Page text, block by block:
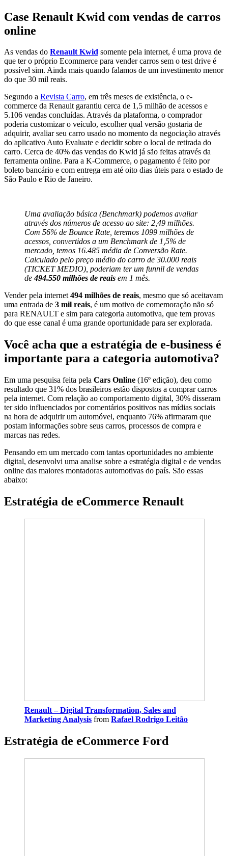
Case Renault Kwid com vendas de carros
online
As vendas do Renault Kwid somente pela internet, é uma prova de
que ter o próprio Ecommerce para vender carros sem o test drive é
possível sim. Ainda mais quando falamos de um investimento menor
do que 30 mil reais.
Segundo a Revista Carro, em três meses de existência, o e-
commerce da Renault garantiu cerca de 1,5 milhão de acessos e
5.106 vendas concluídas. Através da plataforma, o comprador
poderia customizar o veículo, escolher qual versão gostaria de
adquirir, avaliar seu carro usado no momento da negociação através
do aplicativo Auto Evaluate e decidir sobre o local de retirada do
carro. Cerca de 40% das vendas do Kwid já são feitas através da
ferramenta online. Para a K-Commerce, o pagamento é feito por
boleto bancário e com entrega em até oito dias úteis para o estado de
São Paulo e Rio de Janeiro.
Uma avaliação básica (Benchmark) podemos avaliar
através dos números de acesso ao site: 2,49 milhões.
Com 56% de Bounce Rate, teremos 1099 milhões de
acessos, convertidos a um Benchmark de 1,5% de
mercado, temos 16.485 média de Conversão Rate.
Calculado pelo preço médio do carro de 30.000 reais
(TICKET MEDIO), poderiam ter um funnil de vendas
de494.550 milhões de reais em 1 mês.
Vender pela internet494 milhões de reais, mesmo que só aceitavam
uma entrada de 3 mil reais, é um motivo de comemoração não só
para RENAULT e sim para categoria automotiva, que tem provas
do que esse canal é uma grande oportunidade para ser explorada.
Você acha que a estratégia de e-business é
importante para a categoria automotiva?
Em uma pesquisa feita pela Cars Online (16º edição), deu como
resultado que 31% dos brasileiros estão dispostos a comprar carros
pela internet. Com relação ao comportamento digital, 30% disseram
ter sido influenciados por comentários positivos nas mídias sociais
na hora de adquirir um automóvel, enquanto 76% afirmaram que
postam informações sobre seus carros, processos de compra e
marcas nas redes.
Pensando em um mercado com tantas oportunidades no ambiente
digital, desenvolvi uma analise sobre a estratégia digital e de vendas
online das maiores montadoras automotivas do país. São essas
abaixo:
Estratégia de eCommerce Renault
Renault – Digital Transformation, Sales and
Marketing Analysis from Rafael Rodrigo Leitão
Estratégia de eCommerce Ford